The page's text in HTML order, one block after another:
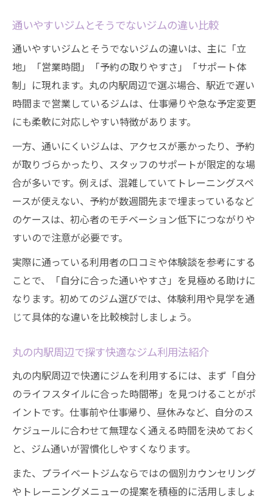
通いやすいジムとそうでないジムの違い比較
通いやすいジムとそうでないジムの違いは、主に「立
地」「営業時間」「予約の取りやすさ」「サポート体
制」に現れます。丸の内駅周辺で選ぶ場合、駅近で遅い
時間まで営業しているジムは、仕事帰りや急な予定変更
にも柔軟に対応しやすい特徴があります。
一方、通いにくいジムは、アクセスが悪かったり、予約
が取りづらかったり、スタッフのサポートが限定的な場
合が多いです。例えば、混雑していてトレーニングスペ
ースが使えない、予約が数週間先まで埋まっているなど
のケースは、初心者のモチベーション低下につながりや
すいので注意が必要です。
実際に通っている利用者の口コミや体験談を参考にする
ことで、「自分に合った通いやすさ」を見極める助けに
なります。初めてのジム選びでは、体験利用や見学を通
じて具体的な違いを比較検討しましょう。
丸の内駅周辺で探す快適なジム利用法紹介
丸の内駅周辺で快適にジムを利用するには、まず「自分
のライフスタイルに合った時間帯」を見つけることがポ
イントです。仕事前や仕事帰り、昼休みなど、自分のス
ケジュールに合わせて無理なく通える時間を決めておく
と、ジム通いが習慣化しやすくなります。
また、プライベートジムならではの個別カウンセリング
やトレーニングメニューの提案を積極的に活用しましょ